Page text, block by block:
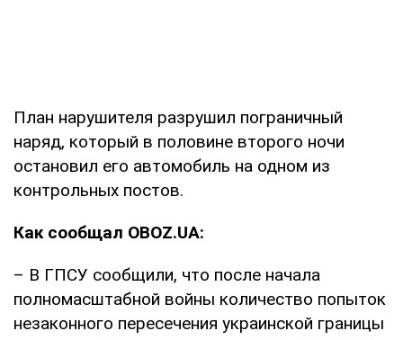
План нарушителя разрушил пограничный
наряд, который в половине второго ночи
остановил его автомобиль на одном из
контрольных постов.
Как сообщал OBOZ.UA:
– В ГПСУ сообщили, что после начала
полномасштабной войны количество попыток
незаконного пересечения украинской границы